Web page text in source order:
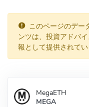
このページのデー
ンツは、投資アドバ
報として提供されてい
MegaETH
MEGA